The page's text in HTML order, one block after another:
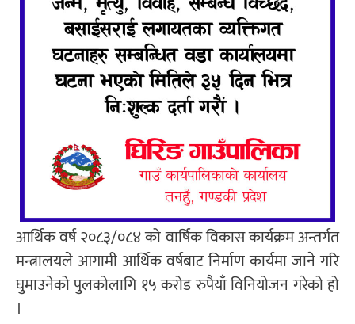
आर्थिक वर्ष २०८३/०८४ को वार्षिक विकास कार्यक्रम अन्तर्गत
मन्त्रालयले आगामी आर्थिक वर्षबाट निर्माण कार्यमा जाने गरि
घुमाउनेको पुलकोलागि १५ करोड रुपैयाँ विनियोजन गरेको हो
।